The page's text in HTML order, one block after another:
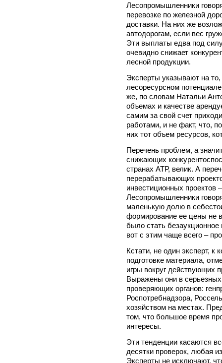
Лесопромышленники
перевозке по железной
доставки. На них же
автодорогам, если вес
Эти выплаты едва под
очевидно снижает
лесной продукции.
Эксперты указывают на
лесоресурсном
же, по словам Натальи
объемах и качестве
самим за свой счет
работами, и не факт, что,
них тот объем ресурсов,
Перечень проблем, а
снижающих
странах АТР, велик. А
перерабатывающих
инвестиционных проектов
Лесопромышленники
маленькую долю в
формирование ее цены не
было стать
вот с этим чаще всего –
Кстати, не один эксперт,
подготовке материала,
игры вокруг действующих
Выражены они в
проверяющих органов:
Роспотребнадзора,
хозяйством на местах.
том, что большое время
интересы.
Эти тенденции касаются
десятки проверок, любая
Эксперты не исключают,